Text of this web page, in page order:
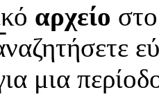
αρχείο
μια